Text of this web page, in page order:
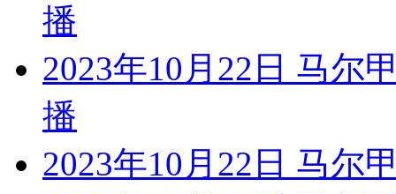
播
2023年10月22日 马尔
播
2023年10月22日 马尔